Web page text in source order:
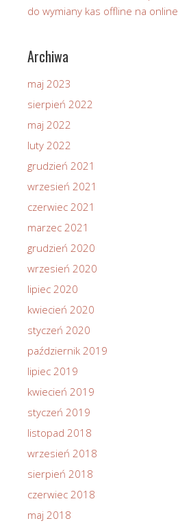
do wymiany kas offline na online
Archiwa
maj 2023
sierpień 2022
maj 2022
luty 2022
grudzień 2021
wrzesień 2021
czerwiec 2021
marzec 2021
grudzień 2020
wrzesień 2020
lipiec 2020
kwiecień 2020
styczeń 2020
październik 2019
lipiec 2019
kwiecień 2019
styczeń 2019
listopad 2018
wrzesień 2018
sierpień 2018
czerwiec 2018
maj 2018